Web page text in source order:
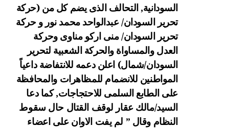
السودانية, التحالف الذى يضم كل من (حركة
تحرير السودان/ عبدالواحد محمد نور و حركة
تحرير السودان/ منى اركو مناوى وحركة
العدل والمساواة والحركة الشعبية لتحرير
السودان/شمال) اعلن دعمه للانتفاضة داعياً
المواطنين للانضمام للمظاهرات والمحافظة
على الطابع السلمى للاحتجاجات, كما دعا
السيد/مالك عقار لوقف القتال حال سقوط
النظام وقال ” لم يفت الاوان على اعضاء